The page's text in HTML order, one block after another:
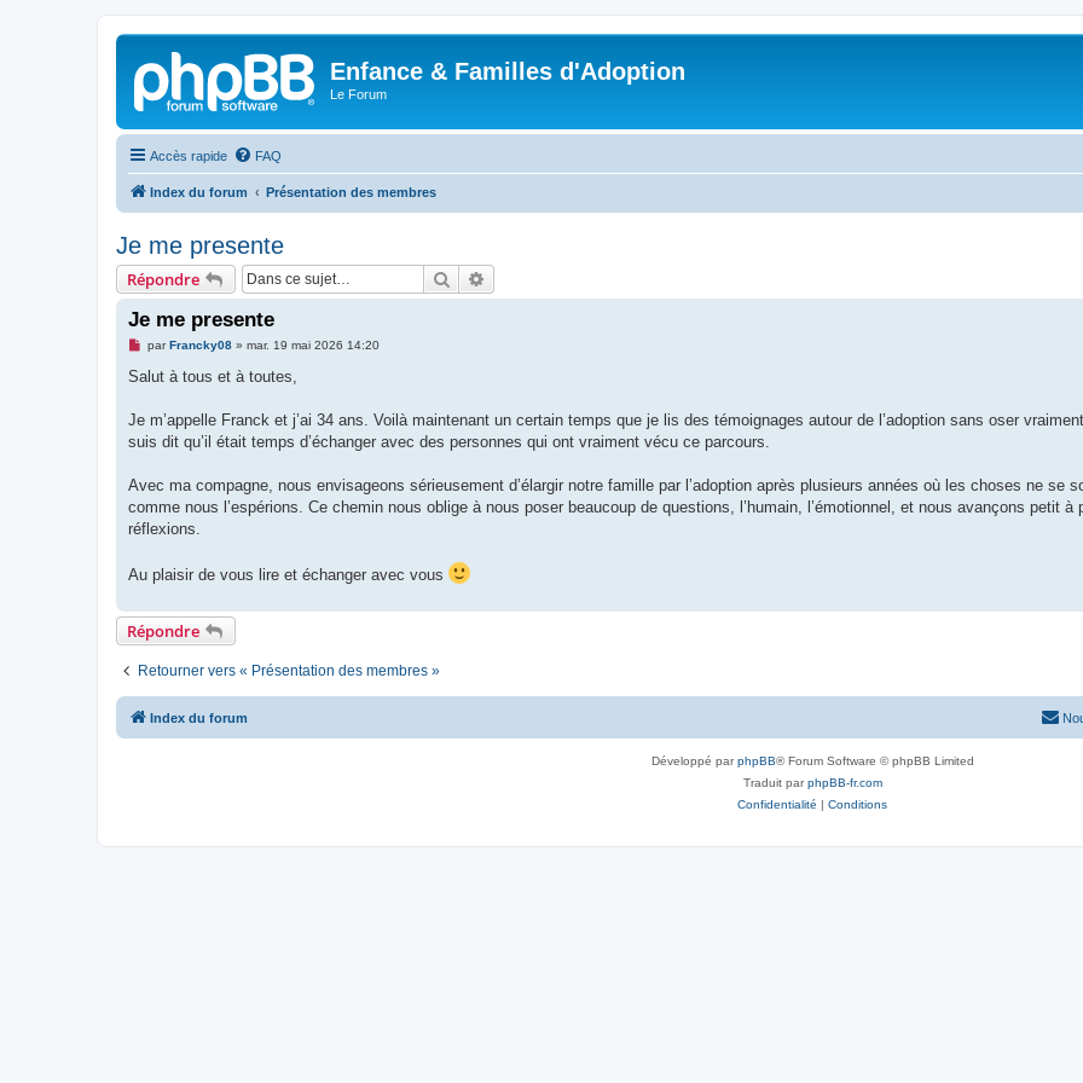
Enfance & Familles d'Adoption
Le Forum
Accès rapide FAQ
Index du forum Présentation des membres
Je me presente
Répondre Rechercher
Je me presente
M
s
g
n
l
u
parFrancky08» mar. 19 mai 2026 14:20
Salut à tous et à toutes,
Je m’appelle Franck et j’ai 34 ans. Voilà maintenant un certain temps que je lis des témoignages autour de l’adoption sans oser
suis dit qu’il était temps d’échanger avec des personnes qui ont vraiment vécu ce parcours.
Avec ma compagne, nous envisageons sérieusement d’élargir notre famille par l’adoption après plusieurs années où les choses ne se
comme nous l’espérions. Ce chemin nous oblige à nous poser beaucoup de questions, l’humain, l’émotionnel, et nous avançons petit à
réflexions.
Au plaisir de vous lire et échanger avec vous
Répondre
Retourner vers « Présentation des membres »
Index du forum
Développé parphpBB® Forum Software © phpBB Limited
Traduit parphpBB-fr.com
Confidentialité | Conditions